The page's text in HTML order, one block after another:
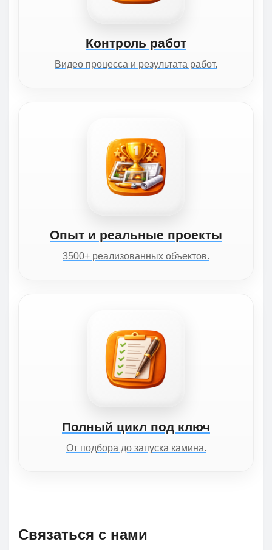
Контроль работ
Видео процесса и результата работ.
Опыт и реальные проекты
3500+ реализованных объектов.
Полный цикл под ключ
От подбора до запуска камина.
Связаться с нами